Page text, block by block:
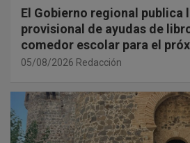
El Gobierno regional publica
provisional de ayudas de
comedor escolar para el
05/08/2026 Redacción